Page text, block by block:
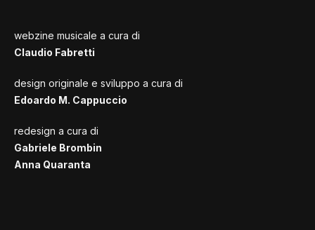
webzine musicale a cura di
Claudio Fabretti
design originale e sviluppo a cura di
Edoardo M. Cappuccio
redesign a cura di
Gabriele Brombin
Anna Quaranta